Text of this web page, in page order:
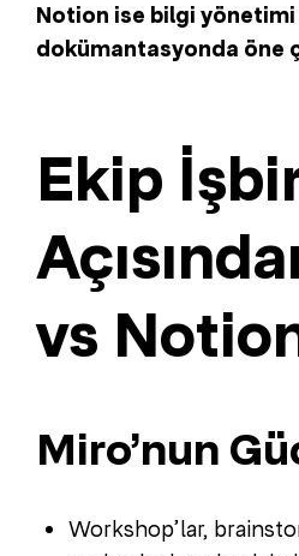
Notion ise bilgi yönetimi
dokümantasyonda öne
Ekip
vs
Miro’nun
Workshop’lar,